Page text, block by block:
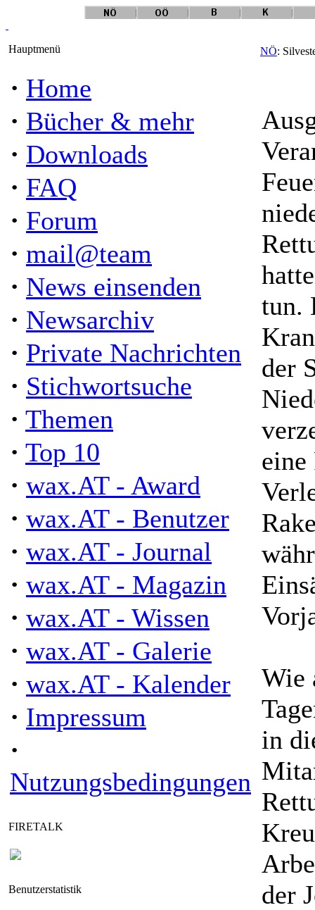
Hauptmenü
· Home
· Bücher & mehr
· Downloads
· FAQ
· Forum
· mail@team
· News einsenden
· Newsarchiv
· Private Nachrichten
· Stichwortsuche
· Themen
· Top 10
· wax.AT - Award
· wax.AT - Benutzer
· wax.AT - Journal
· wax.AT - Magazin
· wax.AT - Wissen
· wax.AT - Galerie
· wax.AT - Kalender
· Impressum
·
Nutzungsbedingungen
FIRETALK
Benutzerstatistik
NÖ:
tun.
der
eine
Wie
in
der